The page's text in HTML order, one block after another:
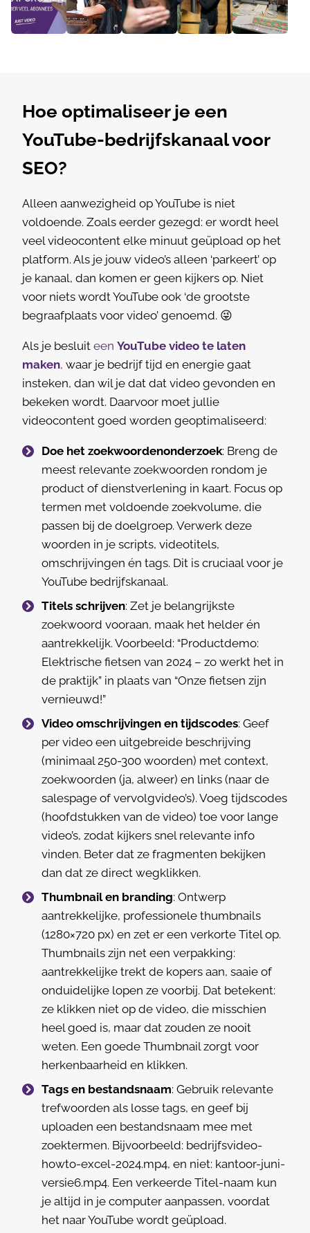
Hoe optimaliseer je een
YouTube-bedrijfskanaal voor
SEO?
Alleen aanwezigheid op YouTube is niet
voldoende. Zoals eerder gezegd: er wordt heel
veel videocontent elke minuut geüpload op het
platform. Als je jouw video’s alleen ‘parkeert’ op
je kanaal, dan komen er geen kijkers op. Niet
voor niets wordt YouTube ook ‘de grootste
begraafplaats voor video’ genoemd. 😜
Als je besluit een YouTube video te laten
maken, waar je bedrijf tijd en energie gaat
insteken, dan wil je dat dat video gevonden en
bekeken wordt. Daarvoor moet jullie
videocontent goed worden geoptimaliseerd:
Doe het zoekwoordenonderzoek: Breng de
meest relevante zoekwoorden rondom je
product of dienstverlening in kaart. Focus op
termen met voldoende zoekvolume, die
passen bij de doelgroep. Verwerk deze
woorden in je scripts, videotitels,
omschrijvingen én tags. Dit is cruciaal voor je
YouTube bedrijfskanaal.
Titels schrijven: Zet je belangrijkste
zoekwoord vooraan, maak het helder én
aantrekkelijk. Voorbeeld: “Productdemo:
Elektrische fietsen van 2024 – zo werkt het in
de praktijk” in plaats van “Onze fietsen zijn
vernieuwd!”
Video omschrijvingen en tijdscodes: Geef
per video een uitgebreide beschrijving
(minimaal 250-300 woorden) met context,
zoekwoorden (ja, alweer) en links (naar de
salespage of vervolgvideo’s). Voeg tijdscodes
(hoofdstukken van de video) toe voor lange
video’s, zodat kijkers snel relevante info
vinden. Beter dat ze fragmenten bekijken
dan dat ze direct wegklikken.
Thumbnail en branding: Ontwerp
aantrekkelijke, professionele thumbnails
(1280×720 px) en zet er een verkorte Titel op.
Thumbnails zijn net een verpakking:
aantrekkelijke trekt de kopers aan, saaie of
onduidelijke lopen ze voorbij. Dat betekent:
ze klikken niet op de video, die misschien
heel goed is, maar dat zouden ze nooit
weten. Een goede Thumbnail zorgt voor
herkenbaarheid en klikken.
Tags en bestandsnaam: Gebruik relevante
trefwoorden als losse tags, en geef bij
uploaden een bestandsnaam mee met
zoektermen. Bijvoorbeeld: bedrijfsvideo-
howto-excel-2024.mp4, en niet: kantoor-juni-
versie6.mp4. Een verkeerde Titel-naam kun
je altijd in je computer aanpassen, voordat
het naar YouTube wordt geüpload.